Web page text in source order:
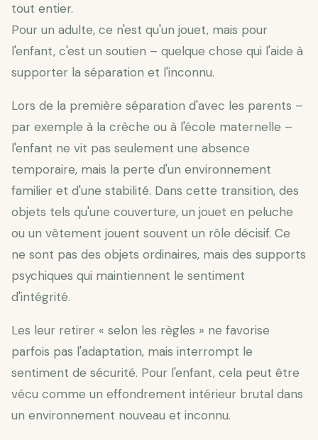
tout entier.
Pour un adulte, ce n'est qu'un jouet, mais pour
l'enfant, c'est un soutien – quelque chose qui l'aide à
supporter la séparation et l'inconnu.
Lors de la première séparation d'avec les parents –
par exemple à la crèche ou à l'école maternelle –
l'enfant ne vit pas seulement une absence
temporaire, mais la perte d'un environnement
familier et d'une stabilité. Dans cette transition, des
objets tels qu'une couverture, un jouet en peluche
ou un vêtement jouent souvent un rôle décisif. Ce
ne sont pas des objets ordinaires, mais des supports
psychiques qui maintiennent le sentiment
d'intégrité.
Les leur retirer « selon les règles » ne favorise
parfois pas l'adaptation, mais interrompt le
sentiment de sécurité. Pour l'enfant, cela peut être
vécu comme un effondrement intérieur brutal dans
un environnement nouveau et inconnu.